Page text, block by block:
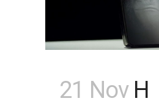
21 Nov Η